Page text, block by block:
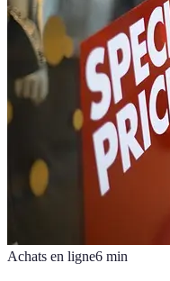
Achats en ligne6 min